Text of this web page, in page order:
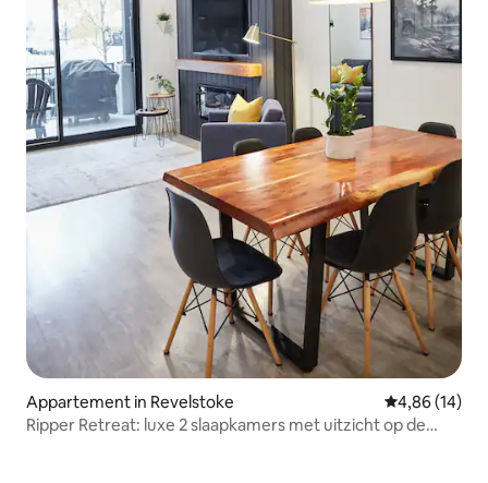
Appartement in Revelstoke Gemiddelde
4,86 (14)
Ripper Retreat: luxe 2 slaapkamers met uitzicht op de